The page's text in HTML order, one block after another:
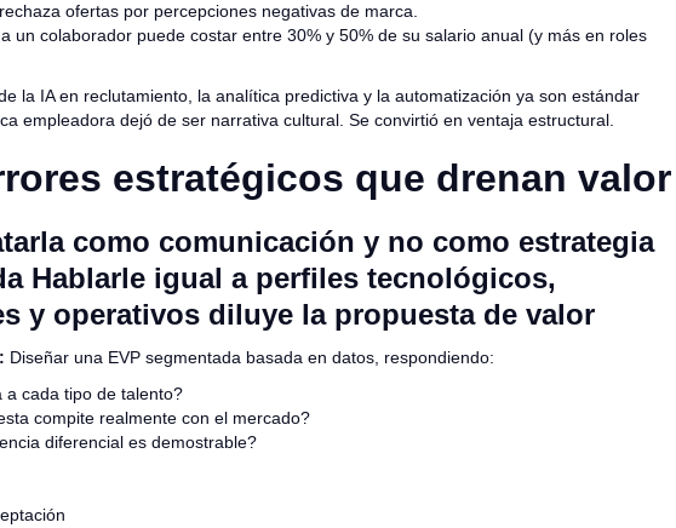
ofertas por percepciones negativas de marca.
un colaborador puede costar entre 30% y 50% de su salario anual (y más en roles
la IA en reclutamiento, la analítica predictiva y la automatización ya son estándar
empleadora dejó de ser narrativa cultural. Se convirtió en ventaja estructural.
estratégicos que drenan valor
como comunicación y no como estrategia
Hablarle igual a perfiles tecnológicos,
y operativos diluye la propuesta de valor
Diseñar una EVP segmentada basada en datos, respondiendo:
a cada tipo de talento?
compite realmente con el mercado?
diferencial es demostrable?